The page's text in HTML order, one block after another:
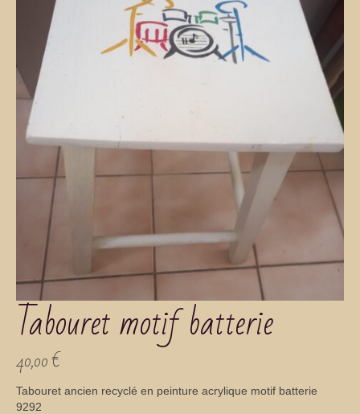
Tabouret motif batterie
40,00€
Tabouret ancien recyclé en peinture acrylique motif batterie
9292